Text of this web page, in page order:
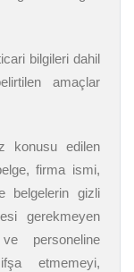
bilgileri dahil
amaçlar
konusu edilen
firma ismi,
belgelerin gizli
gerekmeyen
personeline
etmemeyi,